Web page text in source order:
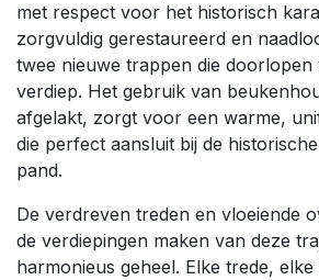
met respect voor het historisch
zorgvuldig gerestaureerd en
twee nieuwe trappen die doorlopen
verdiep. Het gebruik van
afgelakt, zorgt voor een warme,
die perfect aansluit bij de
pand.
De verdreven treden en vloeiende
de verdiepingen maken van deze
harmonieus geheel. Elke trede,